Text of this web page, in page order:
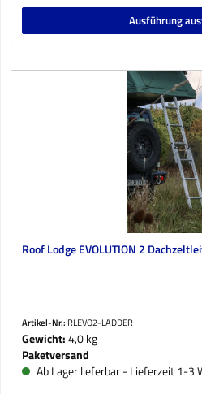
Ausführung
Roof Lodge EVOLUTION 2
Artikel-Nr.: RLEVO2-LADDER
Gewicht:4,0 kg
Paketversand
Ab Lager lieferbar - Lieferzeit 1-3